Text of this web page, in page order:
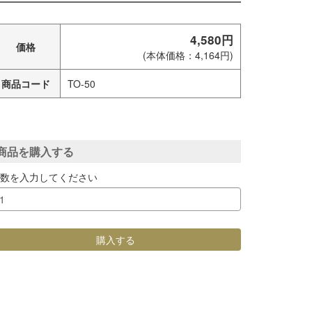
価格 4,580円
(本体価格：4,164円)
商品コード TO-50
品を購入する
を入力してください